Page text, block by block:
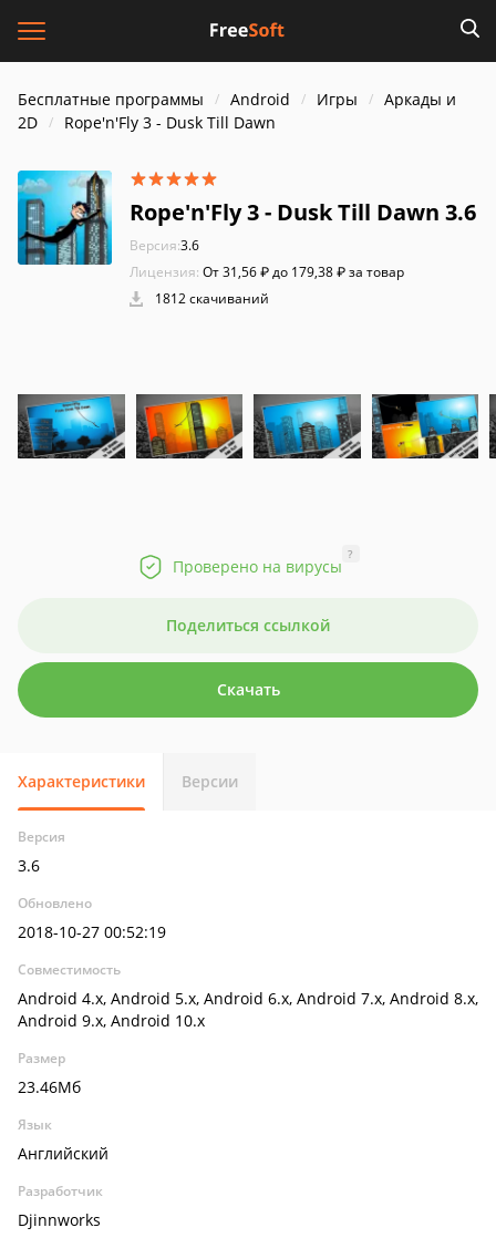
Бесплатные программы Android Игры
Аркады и
2D
Rope'n'Fly 3 - Dusk Till Dawn
Rope'n'Fly 3 - Dusk Till Dawn 3.6
Версия:3.6
Лицензия: От 31,56 ₽ до 179,38 ₽ за товар
1812 скачиваний
Проверено на вирусы
?
Поделиться ссылкой
Скачать
Характеристики Версии
Версия
3.6
Обновлено
2018-10-27 00:52:19
Совместимость
Android 4.x, Android 5.x, Android 6.x, Android 7.x, Android 8.x,
Android 9.x, Android 10.x
Размер
23.46Мб
Язык
Английский
Разработчик
Djinnworks